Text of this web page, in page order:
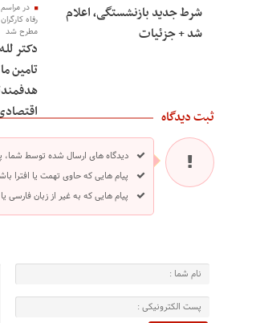
شرط جدید بازنشستگی، اعلام
شد + جزئیات
در
رفاه
مطرح شد
دکتر
تامین
ثبت دیدگاه
دیدگاه های ارسال شده توسط
پیام هایی که حاوی تهمت یا افترا
پیام هایی که به غیر از زبان